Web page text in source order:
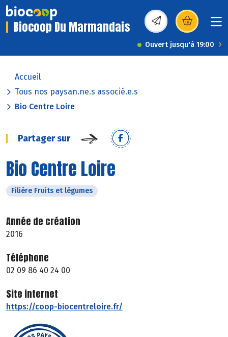
Biocoop Du Marmandais (s’ouvre dans une
Ouvert jusqu'à 19:00
Accueil
Tous nos paysan.ne.s associé.e.s
Bio Centre Loire
Partager sur
Bio Centre Loire
Filière Fruits et légumes
Année de création
2016
Téléphone
02 09 86 40 24 00
Site internet
https://coop-biocentreloire.fr/